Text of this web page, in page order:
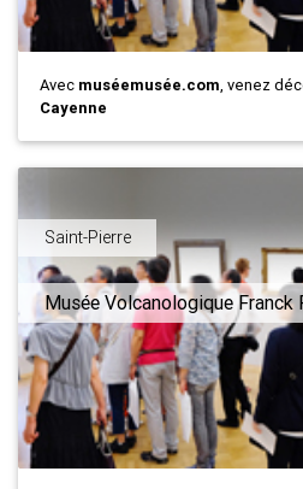
Avec muséemusée.com, venez
Cayenne
Saint-Pierre
Musée Volcanologique Franck